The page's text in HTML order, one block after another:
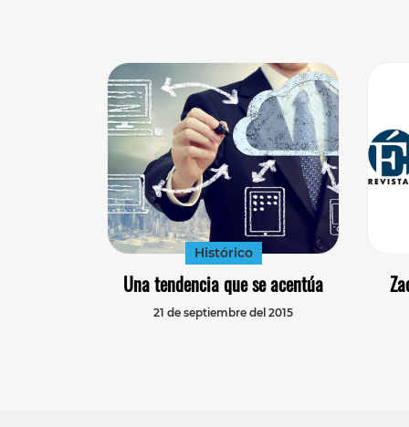
Histórico
Una tendencia que se acentúa
21 de septiembre del 2015